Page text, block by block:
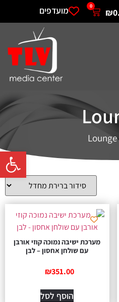
פתח
₪
0 מועדפים
Lounge
מערכת ישיבה נמוכה קוזי אורבן
עם שולחן אחסון – לבן
₪351.00
הוסף לסל